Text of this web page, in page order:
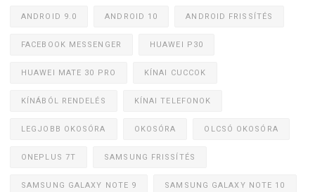
ANDROID 9.0 ANDROID 10 ANDROID FRISSÍTÉS
FACEBOOK MESSENGER HUAWEI P30
HUAWEI MATE 30 PRO KÍNAI CUCCOK
KÍNÁBÓL RENDELÉS KÍNAI TELEFONOK
LEGJOBB OKOSÓRA OKOSÓRA OLCSÓ OKOSÓRA
ONEPLUS 7T SAMSUNG FRISSÍTÉS
SAMSUNG GALAXY NOTE 9 SAMSUNG GALAXY NOTE 10